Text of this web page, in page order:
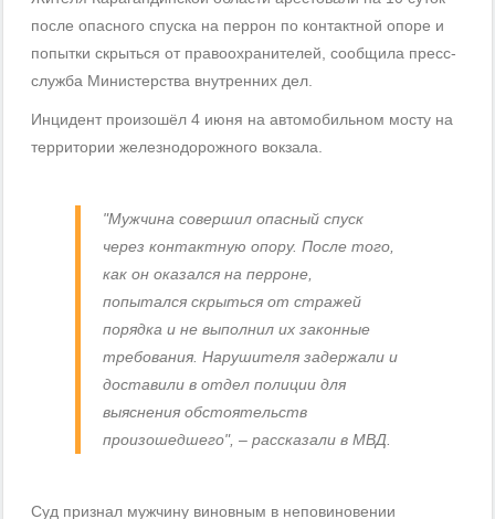
после опасного спуска на перрон по контактной опоре и
попытки скрыться от правоохранителей, сообщила пресс-
служба Министерства внутренних дел.
Инцидент произошёл 4 июня на автомобильном мосту на
территории железнодорожного вокзала.
"Мужчина совершил опасный спуск
через контактную опору. После того,
как он оказался на перроне,
попытался скрыться от стражей
порядка и не выполнил их законные
требования. Нарушителя задержали и
доставили в отдел полиции для
выяснения обстоятельств
произошедшего", – рассказали в МВД.
Суд признал мужчину виновным в неповиновении